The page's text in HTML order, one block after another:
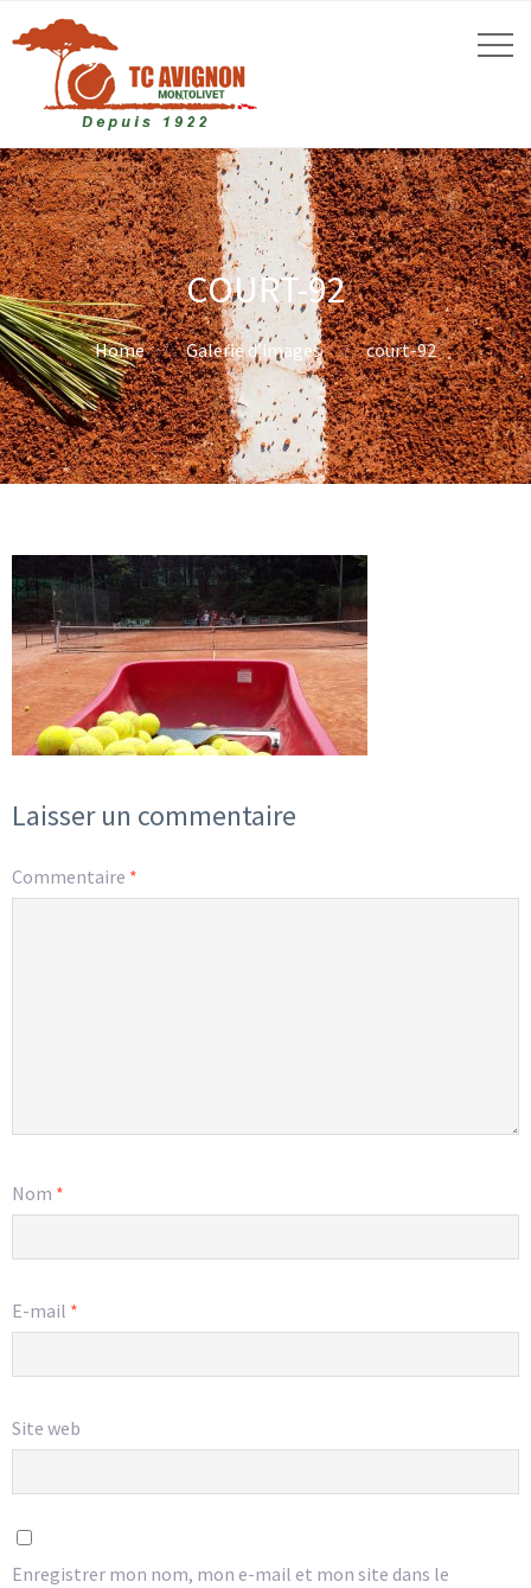
COURT-92
Home Galerie d’images court-92
Laisser un commentaire
Commentaire *
Nom *
E-mail *
Site web
Enregistrer mon nom, mon e-mail et mon site dans le